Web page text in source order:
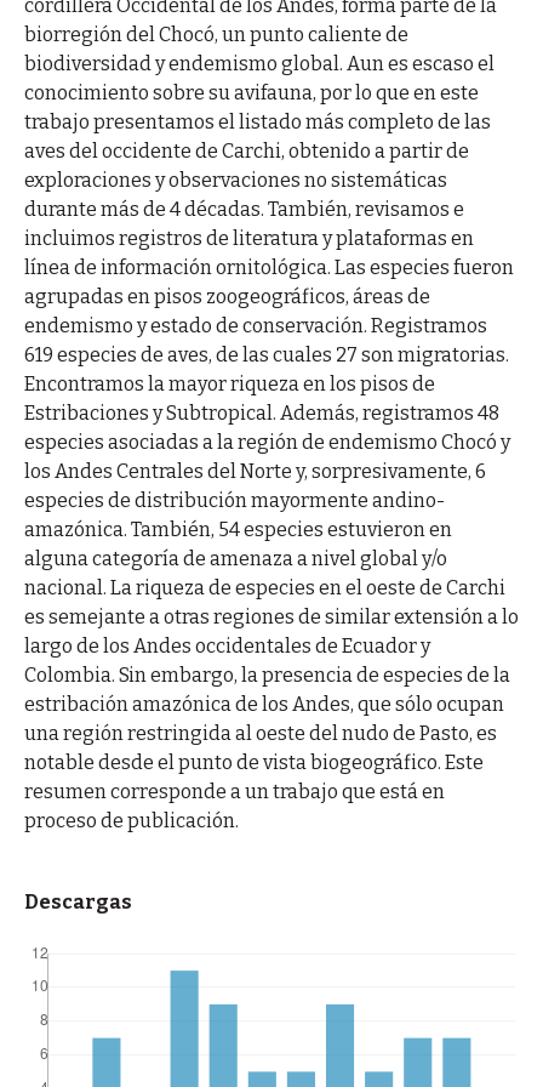
cordillera Occidental de los Andes, forma parte de la
biorregión del Chocó, un punto caliente de
biodiversidad y endemismo global. Aun es escaso el
conocimiento sobre su avifauna, por lo que en este
trabajo presentamos el listado más completo de las
aves del occidente de Carchi, obtenido a partir de
exploraciones y observaciones no sistemáticas
durante más de 4 décadas. También, revisamos e
incluimos registros de literatura y plataformas en
línea de información ornitológica. Las especies fueron
agrupadas en pisos zoogeográficos, áreas de
endemismo y estado de conservación. Registramos
619 especies de aves, de las cuales 27 son migratorias.
Encontramos la mayor riqueza en los pisos de
Estribaciones y Subtropical. Además, registramos 48
especies asociadas a la región de endemismo Chocó y
los Andes Centrales del Norte y, sorpresivamente, 6
especies de distribución mayormente andino-
amazónica. También, 54 especies estuvieron en
alguna categoría de amenaza a nivel global y/o
nacional. La riqueza de especies en el oeste de Carchi
es semejante a otras regiones de similar extensión a lo
largo de los Andes occidentales de Ecuador y
Colombia. Sin embargo, la presencia de especies de la
estribación amazónica de los Andes, que sólo ocupan
una región restringida al oeste del nudo de Pasto, es
notable desde el punto de vista biogeográfico. Este
resumen corresponde a un trabajo que está en
proceso de publicación.
Descargas